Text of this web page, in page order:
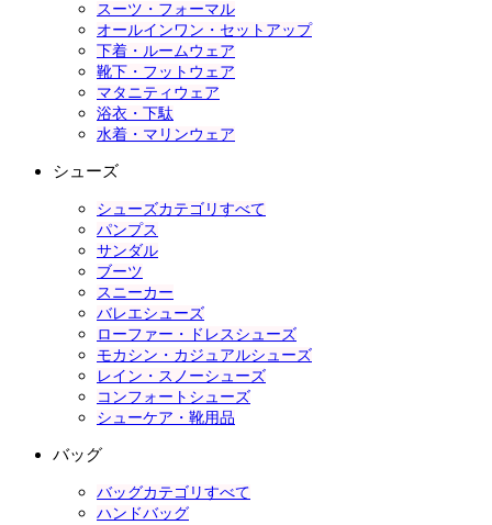
スーツ・フォーマル
オールインワン・セットアップ
下着・ルームウェア
靴下・フットウェア
マタニティウェア
浴衣・下駄
水着・マリンウェア
シューズ
シューズカテゴリすべて
パンプス
サンダル
ブーツ
スニーカー
バレエシューズ
ローファー・ドレスシューズ
モカシン・カジュアルシューズ
レイン・スノーシューズ
コンフォートシューズ
シューケア・靴用品
バッグ
バッグカテゴリすべて
ハンドバッグ